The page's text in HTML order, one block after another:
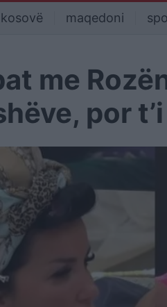
kosovë maqedoni
me
por